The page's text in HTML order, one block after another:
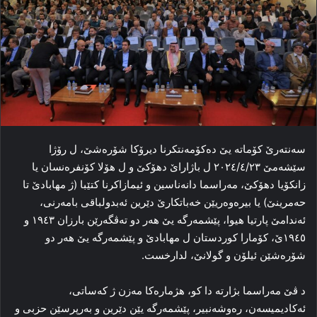
سه‌نته‌رێ کۆماته‌ یێ ده‌کۆمه‌نتکرنا دیرۆکا شۆره‌شێ، ل رۆژا
سێشەمێ ٢٠٢٤/٤/٢٣ ل باژاراێ دهۆكێ و ل ھۆلا کۆنفرەنسان یا
زانکۆیا دھۆکێ، مه‌راسما دانه‌ناسین و ئیمازاکرنا کتێبا (ژ مهابادێ تا
حه‌مرینێ) یا بیره‌وه‌ریێن خه‌باتکارێ دێرین ئەبدولباقی بامه‌رنی،
ئه‌ندامێ پارتیا هیوا، پێشمه‌رگه‌ یێ هه‌ر دو ته‌ڤگه‌رێن بارزان ۱۹٤۳ و
۱۹٤٥ێ، کۆمارا کوردستان ل مهابادێ و پێشمه‌رگه‌ یێ هه‌ر دو
شۆره‌شێن ئیلۆن و گولانێ، لدارخست‌.
د ڤێ مەراسما بژارتە دا كو، هژمارەكا مەزن ژ كەساتی،
ئەكادیمیسەن، رەوشەنبیر، پێشمەرگە یێن دێرین و بەرپرسێن حزبی و